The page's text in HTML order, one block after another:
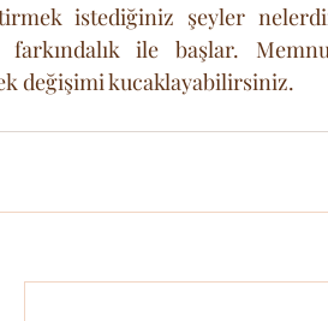
istediğiniz şeyler
ile başlar.
değişimi kucaklayabilirsiniz.